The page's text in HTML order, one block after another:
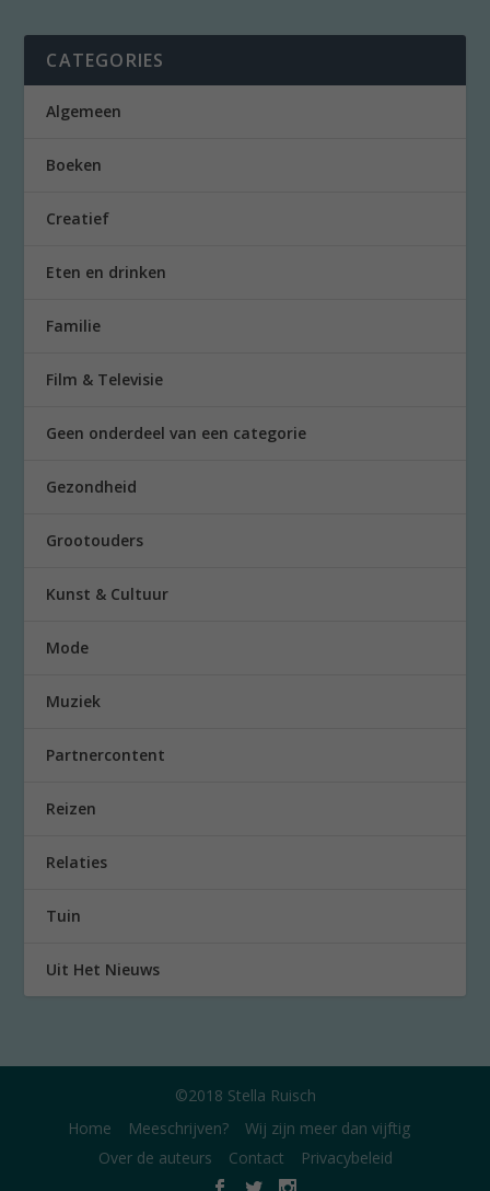
CATEGORIES
Algemeen
Boeken
Creatief
Eten en drinken
Familie
Film & Televisie
Geen onderdeel van een categorie
Gezondheid
Grootouders
Kunst & Cultuur
Mode
Muziek
Partnercontent
Reizen
Relaties
Tuin
Uit Het Nieuws
©2018 Stella Ruisch
Home
Meeschrijven?
Wij zijn meer dan vijftig
Over de auteurs
Contact Privacybeleid